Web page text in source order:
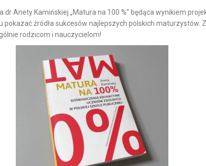
dr Anety Kamińskiej „Matura na 100 %” będąca wynikiem
pokazać źródła sukcesów najlepszych polskich
rodzicom i nauczycielom!